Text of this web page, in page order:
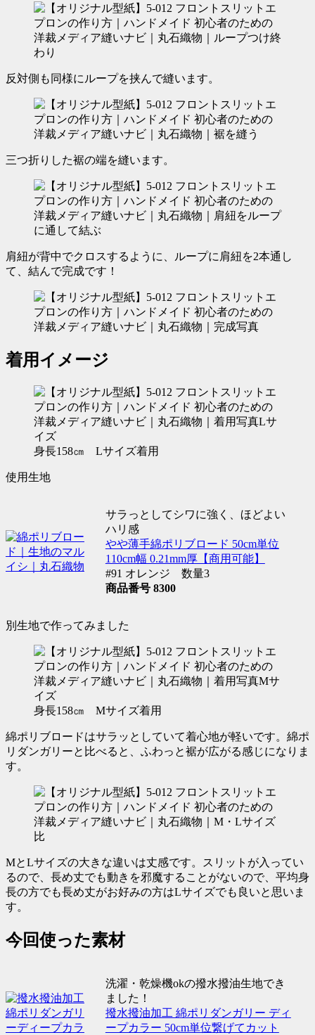
反対側も同様にループを挟んで縫います。
三つ折りした裾の端を縫います。
肩紐が背中でクロスするように、ループに肩紐を2本通し
て、結んで完成です！
着用イメージ
身長158㎝ Lサイズ着用
使用生地
サラっとしてシワに強く、ほどよい
ハリ感
やや薄手綿ポリブロード 50cm単位
110cm幅 0.21mm厚【商用可能】
#91 オレンジ 数量3
商品番号 8300
別生地で作ってみました
身長158㎝ Mサイズ着用
綿ポリブロードはサラッとしていて着心地が軽いです。綿ポ
リダンガリーと比べると、ふわっと裾が広がる感じになりま
す。
MとLサイズの大きな違いは丈感です。スリットが入ってい
るので、長め丈でも動きを邪魔することがないので、平均身
長の方でも長め丈がお好みの方はLサイズでも良いと思いま
す。
今回使った素材
洗濯・乾燥機okの撥水撥油生地でき
ました！
撥水撥油加工 綿ポリダンガリー ディ
ープカラー 50cm単位繋げてカット